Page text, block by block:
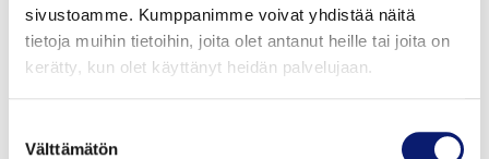
sivustoamme. Kumppanimme voivat yhdistää näitä
tietoja muihin tietoihin, joita olet antanut heille tai joita on
kerätty, kun olet käyttänyt heidän palvelujaan.
valinta
Välttämätön